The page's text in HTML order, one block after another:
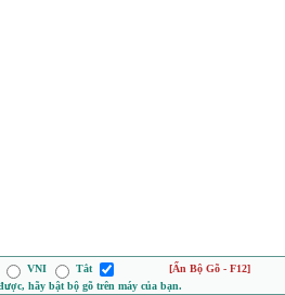
VNI Tắt
[Ẩn Bộ Gõ - F12]
hãy bật bộ gõ trên máy của bạn.